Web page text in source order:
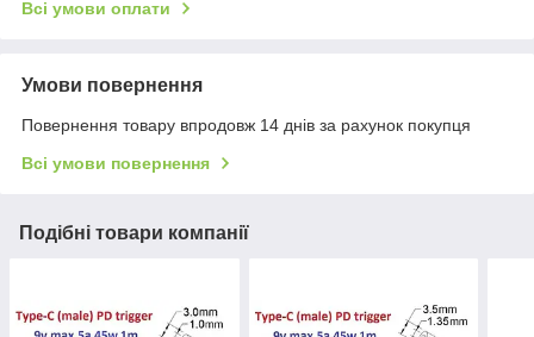
Всі умови оплати
Умови повернення
Повернення товару впродовж 14 днів за рахунок покупця
Всі умови повернення
Подібні товари компанії